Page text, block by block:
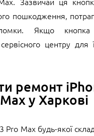
пошкодження,
Якщо
центру для
ремонт
Max у Харкові
Max будь-якої